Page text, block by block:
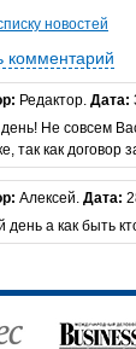
новостей
комментарий
Редактор. Дата:
Не совсем
так как
Алексей. Дата:
день а как быть